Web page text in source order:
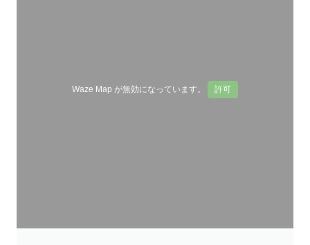
Waze Map が無効になっています。 許可